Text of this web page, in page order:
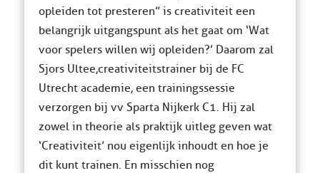
opleiden tot presteren” is creativiteit een
belangrijk uitgangspunt als het gaat om ‘Wat
voor spelers willen wij opleiden?’ Daarom zal
Sjors Ultee, creativiteitstrainer bij de FC
Utrecht academie, een trainingssessie
verzorgen bij vv Sparta Nijkerk C1. Hij zal
zowel in theorie als praktijk uitleg geven wat
‘Creativiteit’ nou eigenlijk inhoudt en hoe je
dit kunt trainen. En misschien nog